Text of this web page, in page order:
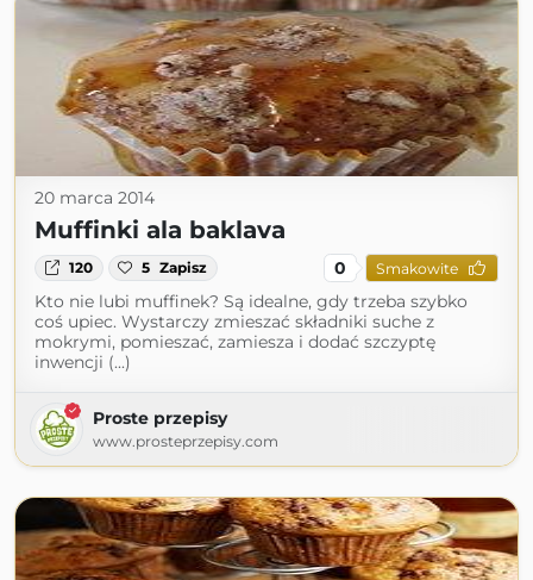
20 marca 2014
Muffinki ala baklava
120 5 Zapisz 0 Smakowite
Kto nie lubi muffinek? Są idealne, gdy trzeba szybko
coś upiec. Wystarczy zmieszać składniki suche z
mokrymi, pomieszać, zamiesza i dodać szczyptę
inwencji (...)
Proste przepisy
www.prosteprzepisy.com